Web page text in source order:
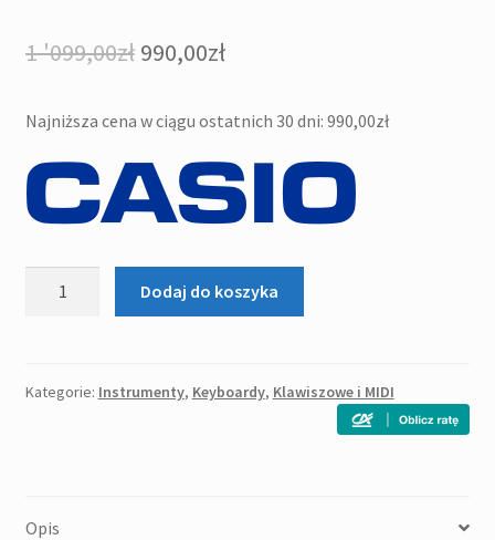
1 '099,00zł Pierwotna
wynosiła:
1
'099,00zł.
990,00złAktualna
wynosi:
990,00zł.
Najniższa cena w ciągu ostatnich 30 dni: 990,00zł
RD
Dodaj do koszyka
Kategorie: Instrumenty, Keyboardy, Klawiszowe i MIDI
Opis